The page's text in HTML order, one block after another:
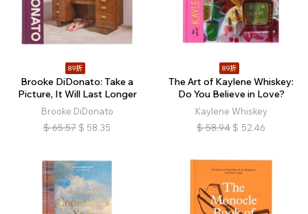
89折
Brooke DiDonato: Take a
Picture, It Will Last Longer
Brooke DiDonato
$ 65.57 $ 58.35
89折
The Art of Kaylene Whiskey:
Do You Believe in Love?
Kaylene Whiskey
$ 58.94 $ 52.46